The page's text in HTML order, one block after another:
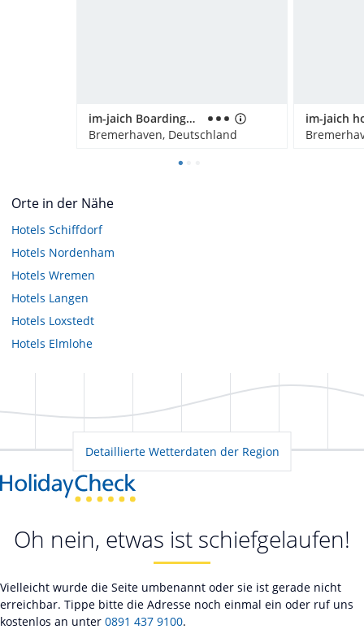
im-jaich Boardinghouse Bremerhaven
Bremerhaven, Deutschland
Orte in der Nähe
Hotels Schiffdorf
Hotels Nordenham
Hotels Wremen
Hotels Langen
Hotels Loxstedt
Hotels Elmlohe
Detaillierte Wetterdaten der Region
Oh nein, etwas ist schiefgelaufen!
Vielleicht wurde die Seite umbenannt oder sie ist gerade nicht
erreichbar. Tippe bitte die Adresse noch einmal ein oder ruf uns
kostenlos an unter 0891 437 9100.